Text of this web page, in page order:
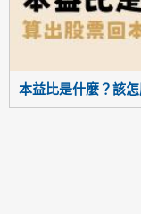
本益比是什麼？該